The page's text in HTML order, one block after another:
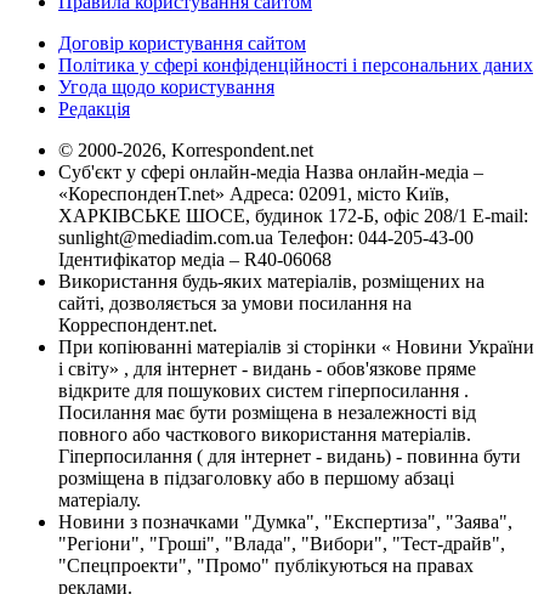
Договір користування сайтом
Політика у сфері конфіденційності і персональних даних
Угода щодо користування
Редакція
© 2000-2026, Korrespondent.net
Суб'єкт у сфері онлайн-медіа Назва онлайн-медіа –
«КореспонденТ.net» Адреса: 02091, місто Київ,
ХАРКІВСЬКЕ ШОСЕ, будинок 172-Б, офіс 208/1 E-mail:
sunlight@mediadim.com.ua Телефон: 044-205-43-00
Ідентифікатор медіа – R40-06068
Використання будь-яких матеріалів, розміщених на
сайті, дозволяється за умови посилання на
Корреспондент.net.
При копіюванні матеріалів зі сторінки « Новини України
і світу» , для інтернет - видань - обов'язкове пряме
відкрите для пошукових систем гіперпосилання .
Посилання має бути розміщена в незалежності від
повного або часткового використання матеріалів.
Гіперпосилання ( для інтернет - видань) - повинна бути
розміщена в підзаголовку або в першому абзаці
матеріалу.
Новини з позначками "Думка", "Експертиза", "Заява",
"Регіони", "Гроші", "Влада", "Вибори", "Тест-драйв",
"Спецпроекти", "Промо" публікуються на правах
реклами.